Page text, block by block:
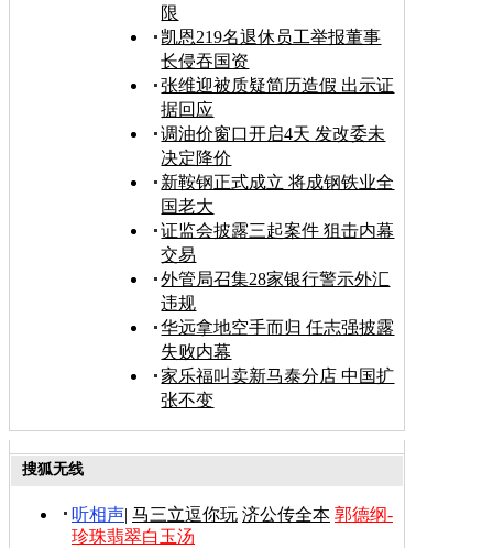
限
凯恩219名退休员工举报董事
长侵吞国资
张维迎被质疑简历造假 出示证
据回应
调油价窗口开启4天 发改委未
决定降价
新鞍钢正式成立 将成钢铁业全
国老大
证监会披露三起案件 狙击内幕
交易
外管局召集28家银行警示外汇
违规
华远拿地空手而归 任志强披露
失败内幕
家乐福叫卖新马泰分店 中国扩
张不变
搜狐无线
听相声| 马三立逗你玩 济公传全本 郭德纲-
珍珠翡翠白玉汤